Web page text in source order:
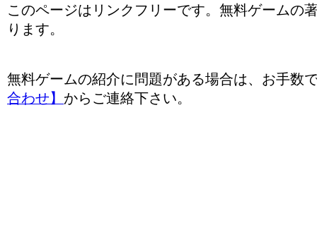
このページはリンクフリーです。無料ゲームの
ります。
無料ゲームの紹介に問題がある場合は、お手数
合わせ】 からご連絡下さい。